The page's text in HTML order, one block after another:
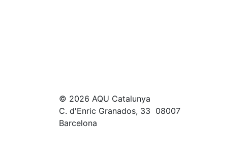
© 2026 AQU Catalunya
C. d'Enric Granados, 33 08007
Barcelona